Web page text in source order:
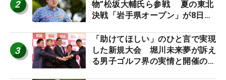
2
物”松坂大輔氏ら参戦 夏の東北
決戦「岩手県オープン」が8日開
3
「助けてほしい」のひと言で実現
した新規大会 堀川未来夢が訴え
る男子ゴルフ界の実情と開催の舞